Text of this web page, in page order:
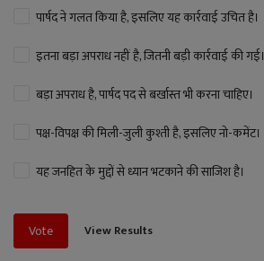
पार्षद ने गलत किया है, इसलिए यह कार्रवाई उचित है।
इतना बड़ा अपराध नहीं है, जितनी बड़ी कार्रवाई की गई।
बड़ा अपराध है, पार्षद पद से बर्खास्त भी करना चाहिए।
पक्ष-विपक्ष की मिली-जुली कुश्ती है, इसलिए नो-कमेंट।
यह जनहित के मुद्दों से ध्यान भटकाने की साजिश है।
Vote View Results